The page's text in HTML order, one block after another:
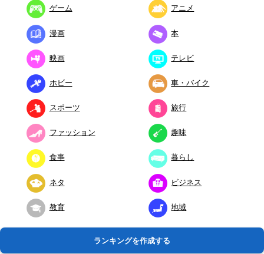
ゲーム アニメ
漫画 本
映画 テレビ
ホビー 車・バイク
スポーツ 旅行
ファッション 趣味
食事 暮らし
ネタ ビジネス
教育 地域
ランキングを作成する